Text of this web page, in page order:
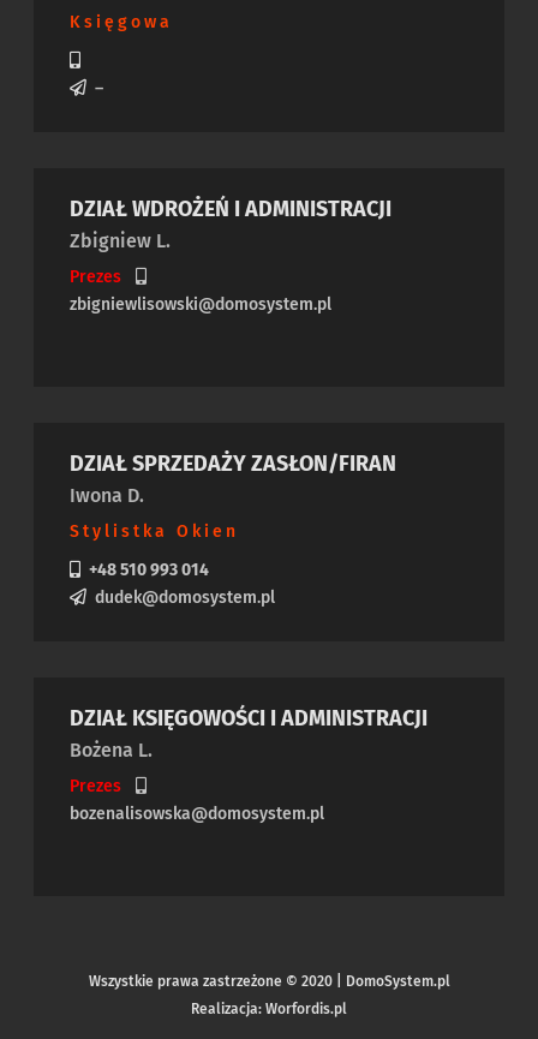
Księgowa
–
DZIAŁ WDROŻEŃ I ADMINISTRACJI
Zbigniew L.
Prezes
zbigniewlisowski@domosystem.pl
DZIAŁ SPRZEDAŻY ZASŁON/FIRAN
Iwona D.
Stylistka Okien
+48 510 993 014
dudek@domosystem.pl
DZIAŁ KSIĘGOWOŚCI I ADMINISTRACJI
Bożena L.
Prezes
bozenalisowska@domosystem.pl
Wszystkie prawa zastrzeżone © 2020 | DomoSystem.pl
Realizacja: Worfordis.pl